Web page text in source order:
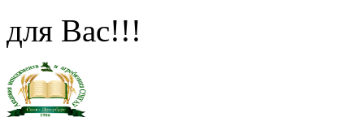
для Вас!!!